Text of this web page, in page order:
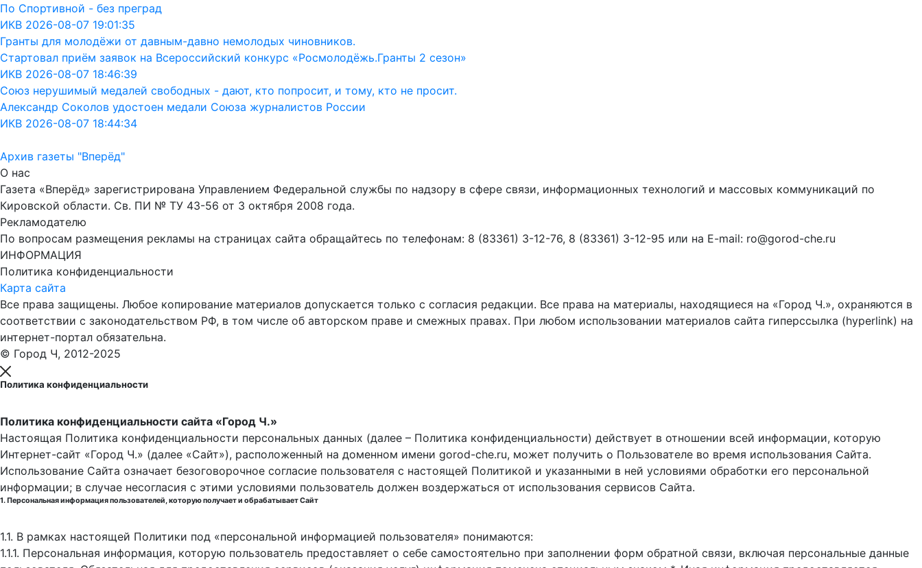
По Спортивной - без преград
ИКВ 2026-08-07 19:01:35
Гранты для молодёжи от давным-давно немолодых чиновников.
Стартовал приём заявок на Всероссийский конкурс «Росмолодёжь.Гранты 2 сезон»
ИКВ 2026-08-07 18:46:39
Союз нерушимый медалей свободных - дают, кто попросит, и тому, кто не просит.
Александр Соколов удостоен медали Союза журналистов России
ИКВ 2026-08-07 18:44:34
Архив газеты "Вперёд"
О нас
Газета «Вперёд» зарегистрирована Управлением Федеральной службы по надзору в сфере связи, информационных технологий и массовых коммуникаций по
Кировской области. Св. ПИ № ТУ 43-56 от 3 октября 2008 года.
Рекламодателю
По вопросам размещения рекламы на страницах сайта обращайтесь по телефонам: 8 (83361) 3-12-76, 8 (83361) 3-12-95 или на E-mail: ro@gorod-che.ru
ИНФОРМАЦИЯ
Политика конфиденциальности
Карта сайта
Все права защищены. Любое копирование материалов допускается только с согласия редакции. Все права на материалы, находящиеся на «Город Ч.», охраняются в
соответствии с законодательством РФ, в том числе об авторском праве и смежных правах. При любом использовании материалов сайта гиперссылка (hyperlink) на
интернет-портал обязательна.
© Город Ч, 2012-2025
Политика конфиденциальности
Политика конфиденциальности сайта «Город Ч.»
Настоящая Политика конфиденциальности персональных данных (далее – Политика конфиденциальности) действует в отношении всей информации, которую
Интернет-сайт «Город Ч.» (далее «Сайт»), расположенный на доменном имени gorod-che.ru, может получить о Пользователе во время использования Cайта.
Использование Сайта означает безоговорочное согласие пользователя с настоящей Политикой и указанными в ней условиями обработки его персональной
информации; в случае несогласия с этими условиями пользователь должен воздержаться от использования сервисов Сайта.
1. Персональная информация пользователей, которую получает и обрабатывает Сайт
1.1. В рамках настоящей Политики под «персональной информацией пользователя» понимаются:
1.1.1. Персональная информация, которую пользователь предоставляет о себе самостоятельно при заполнении форм обратной связи, включая персональные данные